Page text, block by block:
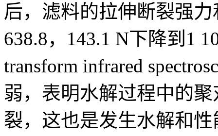
后，滤料的拉伸断裂强
638.8，143.1 N下降到1
transform infrared
弱，表明水解过程中的
裂，这也是发生水解和